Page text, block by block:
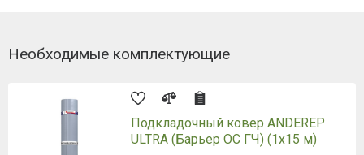
Необходимые комплектующие
Подкладочный ковер ANDEREP
ULTRA (Барьер ОС ГЧ) (1х15 м)